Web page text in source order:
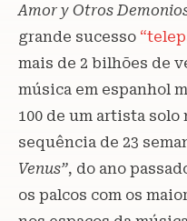
Amor y Otros
grande sucesso
mais de 2 bilhões de
música em espanhol
100 de um artista solo
sequência de 23
Venus”, do ano
os palcos com os